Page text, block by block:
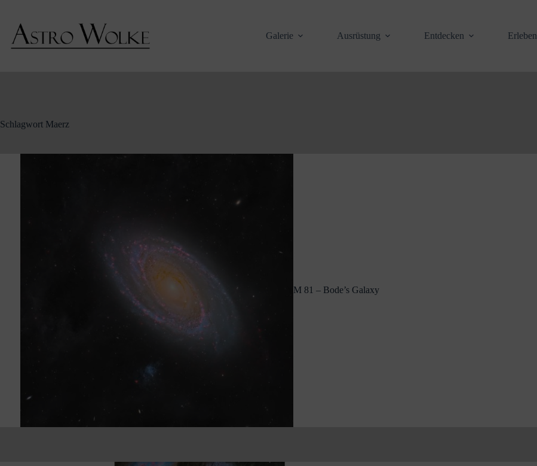
springen
Galerie
Ausrüstung Entdecken Erleben
Schlagwort Maerz
M 81 – Bode’s Galaxy